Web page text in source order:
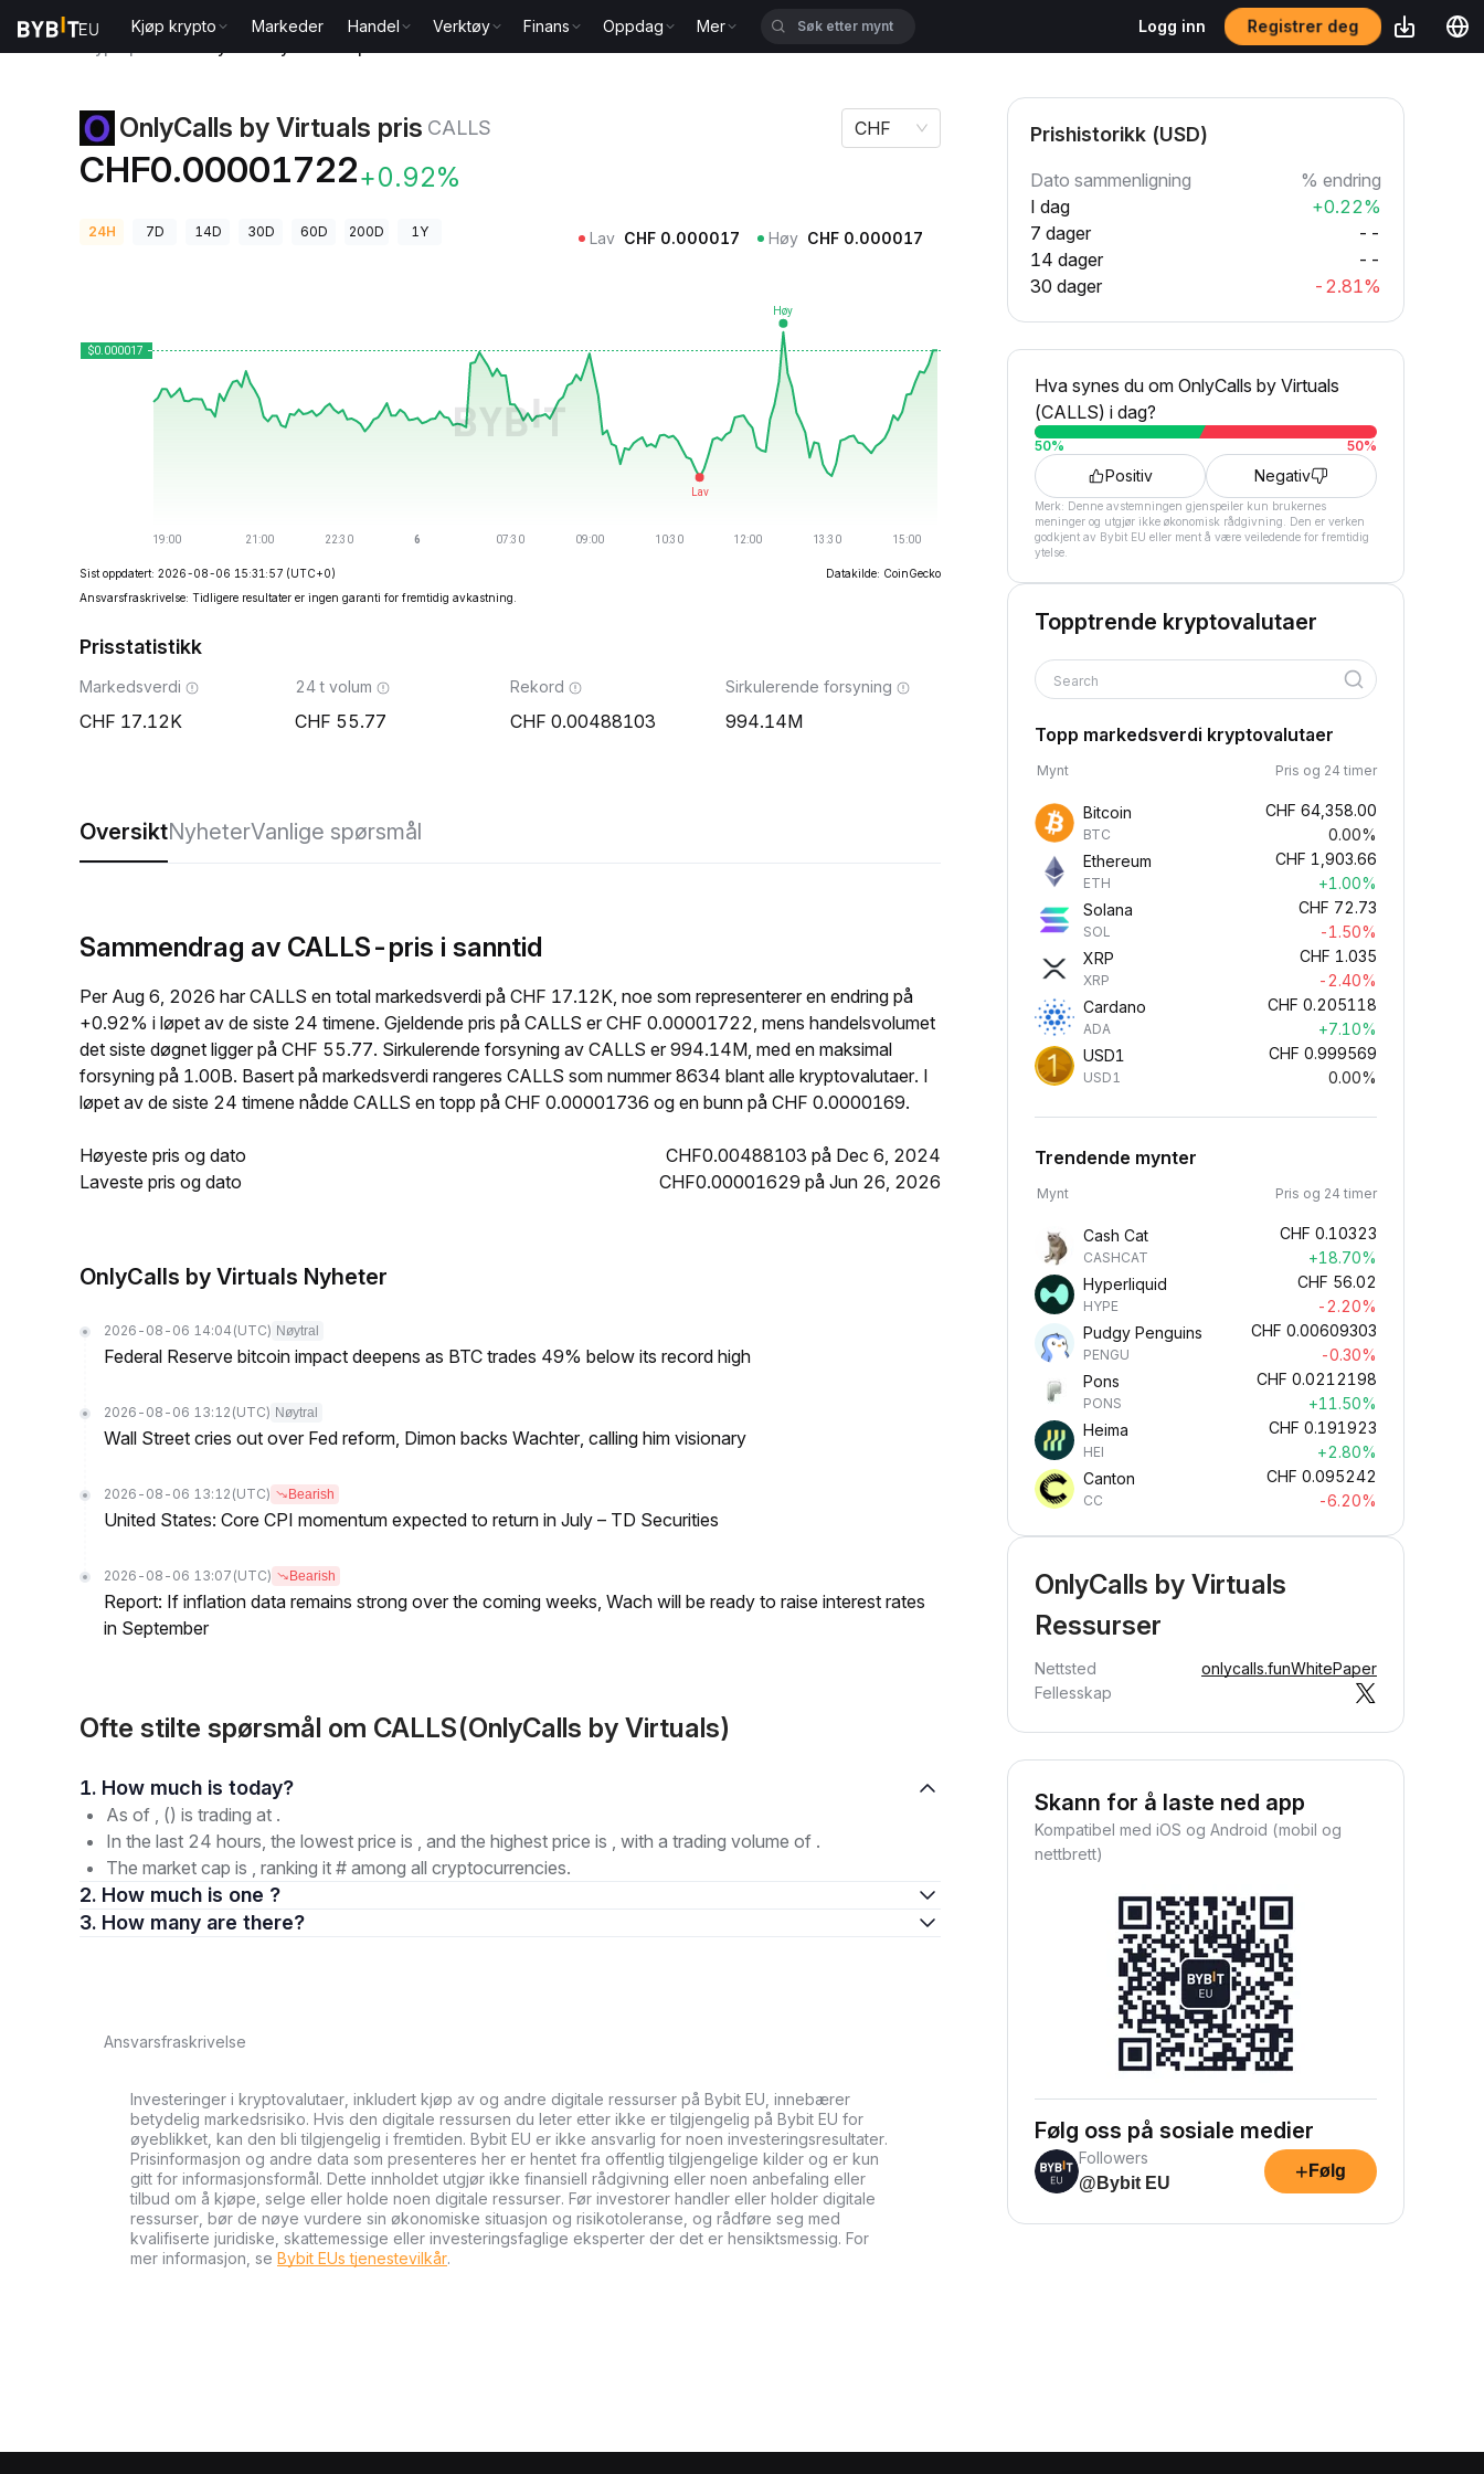
Kjøp krypto Markeder Handel Verktøy Finans Oppdag Mer Logg inn Registrer deg
OnlyCalls by Virtuals pris CALLS
CHF0.00001722+0.92%
CHF
24H 7D 14D 30D 60D 200D 1Y Lav CHF 0.000017 Høy CHF 0.000017
Sist oppdatert: 2026-08-06 15:31:57 (UTC+0)
Datakilde: CoinGecko
Ansvarsfraskrivelse: Tidligere resultater er ingen garanti for fremtidig avkastning.
Prisstatistikk
Markedsverdi
17.12K
24 t volum
55.77
Rekord
0.00488103
Sirkulerende forsyning
994.14M
OversiktNyheterVanlige spørsmål
Sammendrag av CALLS-pris i sanntid
Per Aug 6, 2026 har CALLS en total markedsverdi på CHF 17.12K, noe som representerer en endring på
+0.92% i løpet av de siste 24 timene. Gjeldende pris på CALLS er CHF 0.00001722, mens handelsvolumet
det siste døgnet ligger på CHF 55.77. Sirkulerende forsyning av CALLS er 994.14M, med en maksimal
forsyning på 1.00B. Basert på markedsverdi rangeres CALLS som nummer 8634 blant alle kryptovalutaer. I
løpet av de siste 24 timene nådde CALLS en topp på CHF 0.00001736 og en bunn på CHF 0.0000169.
Høyeste pris og dato
CHF0.00488103 på Dec 6, 2024
Laveste pris og dato
CHF0.00001629 på Jun 26, 2026
OnlyCalls by Virtuals Nyheter
2026-08-06 14:04 (UTC) Nøytral
Federal Reserve bitcoin impact deepens as BTC trades 49% below its record high
2026-08-06 13:12 (UTC) Nøytral
Wall Street cries out over Fed reform, Dimon backs Wachter, calling him visionary
2026-08-06 13:12 (UTC) Bearish
United States: Core CPI momentum expected to return in July – TD Securities
2026-08-06 13:07 (UTC) Bearish
Report: If inflation data remains strong over the coming weeks, Wach will be ready to raise interest rates
in September
Ofte stilte spørsmål om CALLS(OnlyCalls by Virtuals)
1. How much is today?
As of , () is trading at .
In the last 24 hours, the lowest price is , and the highest price is , with a trading volume of .
The market cap is , ranking it # among all cryptocurrencies.
2. How much is one ?
3. How many are there?
Ansvarsfraskrivelse
Investeringer i kryptovalutaer, inkludert kjøp av og andre digitale ressurser på Bybit EU, innebærer
betydelig markedsrisiko. Hvis den digitale ressursen du leter etter ikke er tilgjengelig på Bybit EU for
øyeblikket, kan den bli tilgjengelig i fremtiden. Bybit EU er ikke ansvarlig for noen investeringsresultater.
Prisinformasjon og andre data som presenteres her er hentet fra offentlig tilgjengelige kilder og er kun
gitt for informasjonsformål. Dette innholdet utgjør ikke finansiell rådgivning eller noen anbefaling eller
tilbud om å kjøpe, selge eller holde noen digitale ressurser. Før investorer handler eller holder digitale
ressurser, bør de nøye vurdere sin økonomiske situasjon og risikotoleranse, og rådføre seg med
kvalifiserte juridiske, skattemessige eller investeringsfaglige eksperter der det er hensiktsmessig. For
mer informasjon, se Bybit EUs tjenestevilkår.
Prishistorikk (USD)
Dato sammenligning
% endring
I dag
+0.22%
7 dager
--
14 dager
--
30 dager
-2.81%
Hva synes du om OnlyCalls by Virtuals
(CALLS) i dag?
50% 50%
Positiv Negativ
Merk: Denne avstemningen gjenspeiler kun brukernes
meninger og utgjør ikke økonomisk rådgivning. Den er verken
godkjent av Bybit EU eller ment å være veiledende for fremtidig
ytelse.
Topptrende kryptovalutaer
Search
Topp markedsverdi kryptovalutaer
Mynt Pris og 24 timer
Bitcoin
BTC
CHF 64,358.00
0.00%
Ethereum
ETH
CHF 1,903.66
+1.00%
Solana
SOL
CHF 72.73
-1.50%
XRP
XRP
CHF 1.035
-2.40%
Cardano
ADA
CHF 0.205118
+7.10%
USD1
USD1
CHF 0.999569
0.00%
Trendende mynter
Mynt Pris og 24 timer
Cash Cat
CASHCAT
CHF 0.10323
+18.70%
Hyperliquid
HYPE
CHF 56.02
-2.20%
Pudgy Penguins
PENGU
CHF 0.00609303
-0.30%
Pons
PONS
CHF 0.0212198
+11.50%
Heima
HEI
CHF 0.191923
+2.80%
Canton
CC
CHF 0.095242
-6.20%
OnlyCalls by Virtuals
Ressurser
Nettsted onlycalls.funWhitePaper
Fellesskap
Skann for å laste ned app
Kompatibel med iOS og Android (mobil og
nettbrett)
Følg oss på sosiale medier
Followers
@Bybit EU
+ Følg